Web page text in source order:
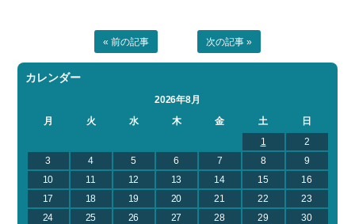
« 前の記事 次の記事 »
カレンダー
2026年8月
月
火 水 木 金 土
日
1
2
3
4 5 6 7 8
9
10
11 12 13 14 15
16
17
18 19 20 21 22
23
24
25 26 27 28 29
30